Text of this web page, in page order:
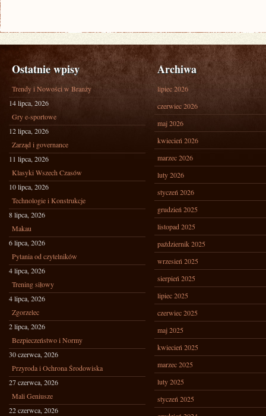
Ostatnie wpisy
Trendy i Nowości w Branży
14 lipca, 2026
Gry e-sportowe
12 lipca, 2026
Zarząd i governance
11 lipca, 2026
Klasyki Wszech Czasów
10 lipca, 2026
Technologie i Konstrukcje
8 lipca, 2026
Makau
6 lipca, 2026
Pytania od czytelników
4 lipca, 2026
Trening siłowy
4 lipca, 2026
Zgorzelec
2 lipca, 2026
Bezpieczeństwo i Normy
30 czerwca, 2026
Przyroda i Ochrona Środowiska
27 czerwca, 2026
Mali Geniusze
22 czerwca, 2026
Archiwa
lipiec 2026
czerwiec 2026
maj 2026
kwiecień 2026
marzec 2026
luty 2026
styczeń 2026
grudzień 2025
listopad 2025
październik 2025
wrzesień 2025
sierpień 2025
lipiec 2025
czerwiec 2025
maj 2025
kwiecień 2025
marzec 2025
luty 2025
styczeń 2025